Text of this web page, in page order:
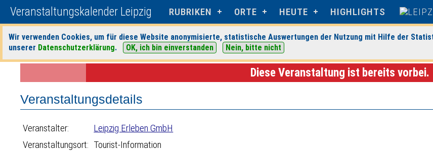
Veranstaltungskalender Leipzig RUBRIKEN ORTE HEUTE HIGHLIGHTS
Wir verwenden Cookies, um für diese Website anonymisierte, statistische Auswertungen der Nutzung mit Hilfe der
unserer Datenschutzerklärung. OK, ich bin einverstanden Nein, bitte nicht
Startseite>Veranstaltungen>Suche> Führung >Leipzig Erleben GmbH> Veranstaltungsdetails
Diese Veranstaltung ist bereits vorbei.
Veranstaltungsdetails
Veranstalter:
Leipzig Erleben GmbH
Veranstaltungsort: Tourist-Information